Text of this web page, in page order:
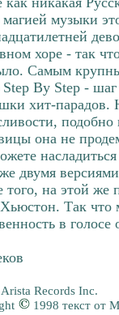
магией музыки
хоре - так
Самым
Step By Step -
хит-
она не
двумя
того, на этой же
Так что
в
Arista Records Inc.
1998 текст от